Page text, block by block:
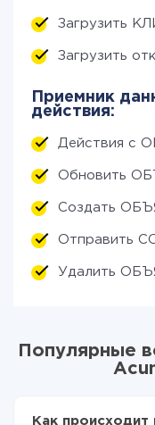
Загрузить
Загрузить
Приемник
действия:
Действия с
Обновить
Создать
Отправить
Удалить
Популярные
Как происходит